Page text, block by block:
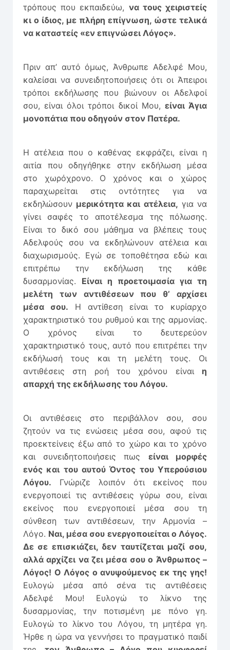
τρόπους που εκπαιδεύω, να τους χειριστείς
κι ο ίδιος, με πλήρη επίγνωση, ώστε τελικά
να καταστείς «εν επιγνώσει Λόγος».
Πριν απ’ αυτό όμως, Άνθρωπε Αδελφέ Μου,
καλείσαι να συνειδητοποιήσεις ότι οι Άπειροι
τρόποι εκδήλωσης που βιώνουν οι Αδελφοί
σου, είναι όλοι τρόποι δικοί Μου, είναι Άγια
μονοπάτια που οδηγούν στον Πατέρα.
Η ατέλεια που ο καθένας εκφράζει, είναι η
αιτία που οδηγήθηκε στην εκδήλωση μέσα
στο χωρόχρονο. Ο χρόνος και ο χώρος
παραχωρείται στις οντότητες για να
εκδηλώσουν μερικότητα και ατέλεια, για να
γίνει σαφές το αποτέλεσμα της πόλωσης.
Είναι το δικό σου μάθημα να βλέπεις τους
Αδελφούς σου να εκδηλώνουν ατέλεια και
διαχωρισμούς. Εγώ σε τοποθέτησα εδώ και
επιτρέπω την εκδήλωση της κάθε
δυσαρμονίας. Είναι η προετοιμασία για τη
μελέτη των αντιθέσεων που θ’ αρχίσει
μέσα σου. Η αντίθεση είναι το κυρίαρχο
χαρακτηριστικό του ρυθμού και της αρμονίας.
Ο χρόνος είναι το δευτερεύον
χαρακτηριστικό τους, αυτό που επιτρέπει την
εκδήλωσή τους και τη μελέτη τους. Οι
αντιθέσεις στη ροή του χρόνου είναι η
απαρχή της εκδήλωσης του Λόγου.
Οι αντιθέσεις στο περιβάλλον σου, σου
ζητούν να τις ενώσεις μέσα σου, αφού τις
προεκτείνεις έξω από το χώρο και το χρόνο
και συνειδητοποιήσεις πως είναι μορφές
ενός και του αυτού Όντος του Υπερούσιου
Λόγου. Γνώριζε λοιπόν ότι εκείνος που
ενεργοποιεί τις αντιθέσεις γύρω σου, είναι
εκείνος που ενεργοποιεί μέσα σου τη
σύνθεση των αντιθέσεων, την Αρμονία –
Λόγο. Ναι, μέσα σου ενεργοποιείται ο Λόγος.
Δε σε επισκιάζει, δεν ταυτίζεται μαζί σου,
αλλά αρχίζει να ζει μέσα σου ο Άνθρωπος –
Λόγος! Ο Λόγος ο ανυψούμενος εκ της γης!
Ευλογώ μέσα από σένα τις αντιθέσεις
Αδελφέ Μου! Ευλογώ το λίκνο της
δυσαρμονίας, την ποτισμένη με πόνο γη.
Ευλογώ το λίκνο του Λόγου, τη μητέρα γη.
Ήρθε η ώρα να γεννήσει το πραγματικό παιδί